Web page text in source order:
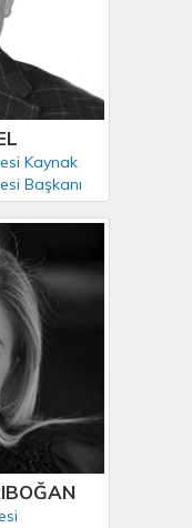
Kaynak
Başkanı